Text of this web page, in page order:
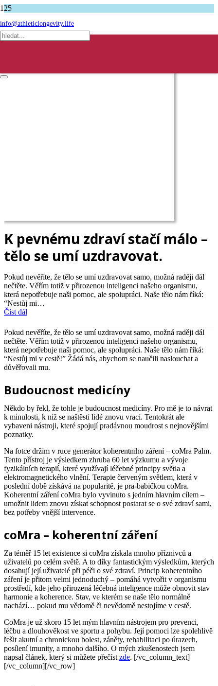
info@athleticlongevity.life
Blog
K pevnému zdraví stačí málo – tělo se umí uzdravovat.
K pevnému zdraví stačí málo –
tělo se umí uzdravovat.
Pokud nevěříte, že tělo se umí uzdravovat samo, možná raději dál
nečtěte. Věřím totiž v přirozenou inteligenci našeho organismu,
která nepotřebuje naši pomoc, ale spolupráci. Naše tělo nám říká:
“Nestůj mi…
Číst dál
Pokud nevěříte, že tělo se umí uzdravovat samo, možná raději dál
nečtěte. Věřím totiž v přirozenou inteligenci našeho organismu,
která nepotřebuje naši pomoc, ale spolupráci. Naše tělo nám říká:
“Nestůj mi v cestě!” Žádá nás, abychom se naučili naslouchat a
důvěřovali mu.
Budoucnost medicíny
Někdo by řekl, že tohle je budoucnost medicíny. Pro mě je to návrat
k minulosti, k níž se naštěstí lidé znovu vrací. Tentokrát ale
vybaveni nástroji, které spojují pradávnou moudrost s nejnovějšími
poznatky.
Na fotce držím v ruce generátor koherentního záření – coMra Palm.
Tento přístroj je výsledkem zhruba 60 let výzkumu a vývoje
fyzikálních terapií, které využívají léčebné principy světla a
elektromagnetického vlnění. Terapie červeným světlem, která v
poslední době získává na popularitě, je pra-babičkou coMra.
Koherentní záření coMra bylo vyvinuto s jedním hlavním cílem –
umožnit lidem znovu získat schopnost postarat se o své zdraví sami,
bez potřeby vnější intervence.
coMra – koherentní záření
Za téměř 15 let existence si coMra získala mnoho příznivců a
uživatelů po celém světě. A to díky fantastickým výsledkům, kterých
dosahují její uživatelé při péči o své zdraví. Princip koherentního
záření je přitom velmi jednoduchý – pomáhá vytvořit v organismu
prostředí, kde jeho přirozená léčebná inteligence může obnovit stav
harmonie a koherence. Stav, ve kterém se naše tělo normálně
nachází… pokud mu vědomě či nevědomě nestojíme v cestě.
CoMra je už skoro 15 let mým hlavním nástrojem pro prevenci,
léčbu a dlouhověkost ve sportu a pohybu. Její pomoci lze spolehlivě
řešit akutní a chronickou bolest, záněty, rehabilitaci po úrazech,
posílení imunity, a mnoho dalšího. O mých zkušenostech jsem
napsal článek, který si můžete přečíst zde. [/vc_column_text]
[/vc_column][/vc_row]